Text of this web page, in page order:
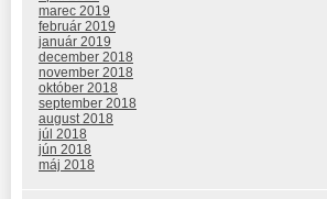
marec 2019
február 2019
január 2019
december 2018
november 2018
október 2018
september 2018
august 2018
júl 2018
jún 2018
máj 2018